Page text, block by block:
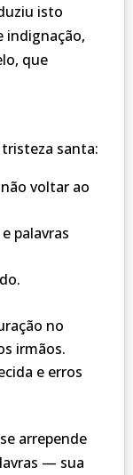
isto
indignação,
que
santa:
voltar ao
palavras
no
irmãos.
e erros
arrepende
— sua